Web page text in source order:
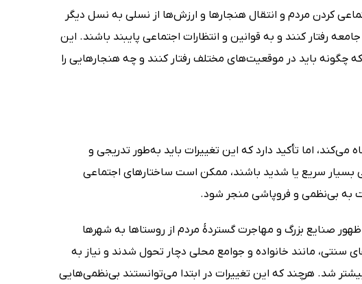
کردن مردم و انتقال هنجارها و ارزش‌ها از نسلی به نسل دیگر
رفتار کنند و به قوانین و انتظارات اجتماعی پایبند باشند. این
چگونه باید در موقعیت‌های مختلف رفتار کنند و چه هنجارهایی را
اما تأکید دارد که این تغییرات باید به‌طور تدریجی و
سریع یا شدید باشند، ممکن است ساختارهای اجتماعی
به بی‌نظمی و فروپاشی منجر شود.
صنایع بزرگ و مهاجرت گستردۀ مردم از روستاها به شهرها
سنتی، مانند خانواده و جوامع محلی دچار تحول شدند و نیاز به
شد. هرچند که این تغییرات در ابتدا می‌توانستند بی‌نظمی‌هایی